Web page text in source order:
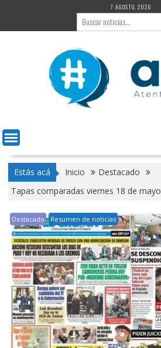
contenido
7 AGOSTO, 2026
Estás acá Inicio
Destacado
Tapas comparadas viernes 18 de mayo
Destacado Resumen de noticias